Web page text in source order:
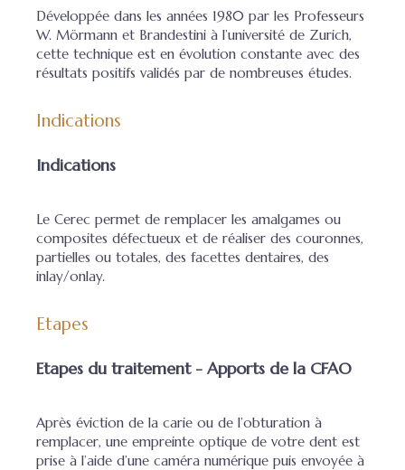
Développée dans les années 1980 par les Professeurs
W. Mörmann et Brandestini à l’université de Zurich,
cette technique est en évolution constante avec des
résultats positifs validés par de nombreuses études.
Indications
Indications
Le Cerec permet de remplacer les amalgames ou
composites défectueux et de réaliser des couronnes,
partielles ou totales, des facettes dentaires, des
inlay/onlay.
Etapes
Etapes du traitement - Apports de la CFAO
Après éviction de la carie ou de l’obturation à
remplacer, une empreinte optique de votre dent est
prise à l’aide d’une caméra numérique puis envoyée à